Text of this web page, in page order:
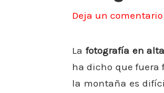
Deja un comentario
La fotografía en
ha dicho que fuera
la montaña es